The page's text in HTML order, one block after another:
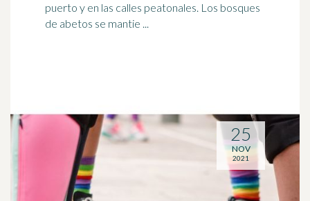
puerto y en las calles peatonales. Los bosques
de abetos se mantie ...
25
NOV
2021